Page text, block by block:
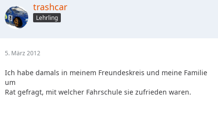
trashcar
Lehrling
5. März 2012
Ich habe damals in meinem Freundeskreis und meine Familie
um
Rat gefragt, mit welcher Fahrschule sie zufrieden waren.